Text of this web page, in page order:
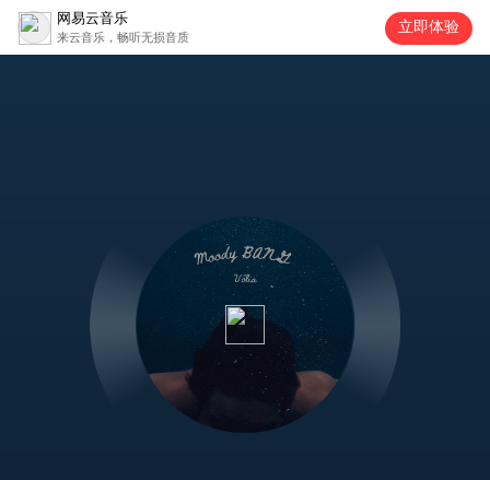
网易云音乐
来云音乐，畅听无损音质
立即体验